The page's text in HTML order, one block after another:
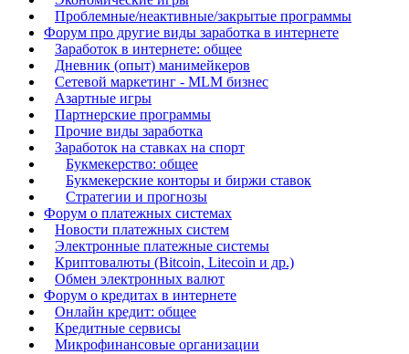
Проблемные/неактивные/закрытые программы
Форум про другие виды заработка в интернете
Заработок в интернете: общее
Дневник (опыт) манимейкеров
Сетевой маркетинг - MLM бизнес
Азартные игры
Партнерские программы
Прочие виды заработка
Заработок на ставках на спорт
Букмекерство: общее
Букмекерские конторы и биржи ставок
Стратегии и прогнозы
Форум о платежных системах
Новости платежных систем
Электронные платежные системы
Криптовалюты (Bitcoin, Litecoin и др.)
Обмен электронных валют
Форум о кредитах в интернете
Онлайн кредит: общее
Кредитные сервисы
Микрофинансовые организации